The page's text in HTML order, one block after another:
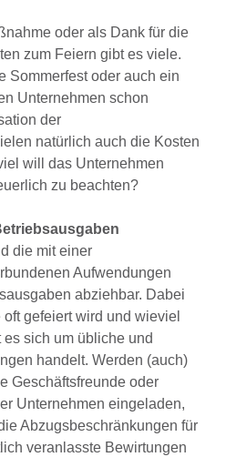
oder als Dank für die
zum Feiern gibt es viele.
Sommerfest oder auch ein
Unternehmen schon
der
natürlich auch die Kosten
will das Unternehmen
zu beachten?
die mit einer
Aufwendungen
abziehbar. Dabei
gefeiert wird und wieviel
sich um übliche und
handelt. Werden (auch)
Geschäftsfreunde oder
Unternehmen eingeladen,
Abzugsbeschränkungen für
veranlasste Bewirtungen